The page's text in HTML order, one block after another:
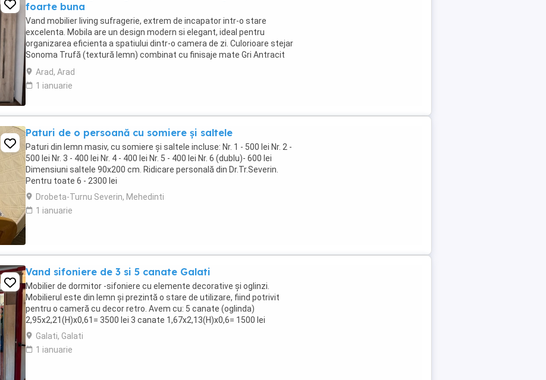
foarte buna
Vand mobilier living sufragerie, extrem de incapator intr-o stare
excelenta. Mobila are un design modern si elegant, ideal pentru
organizarea eficienta a spatiului dintr-o camera de zi. Culorioare stejar
Sonoma Trufă (textură lemn) combinat cu finisaje mate Gri Antracit
Wenge. Compartimentare excelentă: -Dulap ...
Arad, Arad
1 ianuarie
Paturi de o persoană cu somiere și saltele
Paturi din lemn masiv, cu somiere și saltele incluse: Nr. 1 - 500 lei Nr. 2 -
500 lei Nr. 3 - 400 lei Nr. 4 - 400 lei Nr. 5 - 400 lei Nr. 6 (dublu)- 600 lei
Dimensiuni saltele 90x200 cm. Ridicare personală din Dr.Tr.Severin.
Pentru toate 6 - 2300 lei
Drobeta-Turnu Severin, Mehedinti
1 ianuarie
Vand sifoniere de 3 si 5 canate Galati
Mobilier de dormitor -sifoniere cu elemente decorative și oglinzi.
Mobilierul este din lemn și prezintă o stare de utilizare, fiind potrivit
pentru o cameră cu decor retro. Avem cu: 5 canate (oglinda)
2,95x2,21(H)x0,61= 3500 lei 3 canate 1,67x2,13(H)x0,6= 1500 lei
Galati, Galati
1 ianuarie